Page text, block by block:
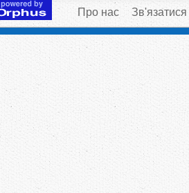
Про нас